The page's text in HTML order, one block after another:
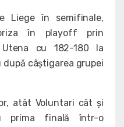
Liege în semifinale,
în playoff prin
cu 182-180 la
câștigarea grupei
atât Voluntari cât și
prima finală într-o